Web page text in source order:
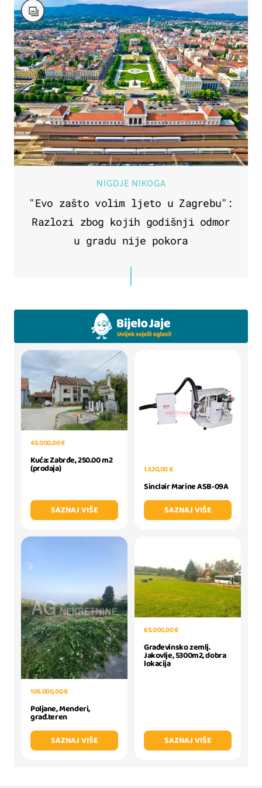
NIGDJE NIKOGA
"Evo zašto volim ljeto u Zagrebu":
Razlozi zbog kojih godišnji odmor
u gradu nije pokora
45.000,00 €
Kuća: Zabrđe, 250.00 m2
(prodaja)
SAZNAJ VIŠE
1.520,00 €
Sinclair Marine ASB-09A
SAZNAJ VIŠE
105.000,00 €
Poljane, Menderi,
građ.teren
SAZNAJ VIŠE
65.000,00 €
Građevinsko zemlj.
Jakovlje, 5300m2, dobra
lokacija
SAZNAJ VIŠE